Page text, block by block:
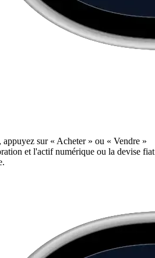
sur « Acheter » ou « Vendre »
et l'actif numérique ou la devise fiat